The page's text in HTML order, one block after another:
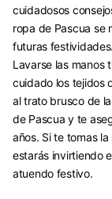
cuidadosos
ropa de Pascua se
futuras festividades.
Lavarse las manos
cuidado los tejidos
al trato brusco de
de Pascua y te
años. Si te tomas
estarás invirtiendo
atuendo festivo.